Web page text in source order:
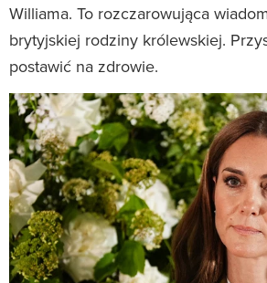
Williama. To rozczarowująca
brytyjskiej rodziny królewskiej.
postawić na zdrowie.